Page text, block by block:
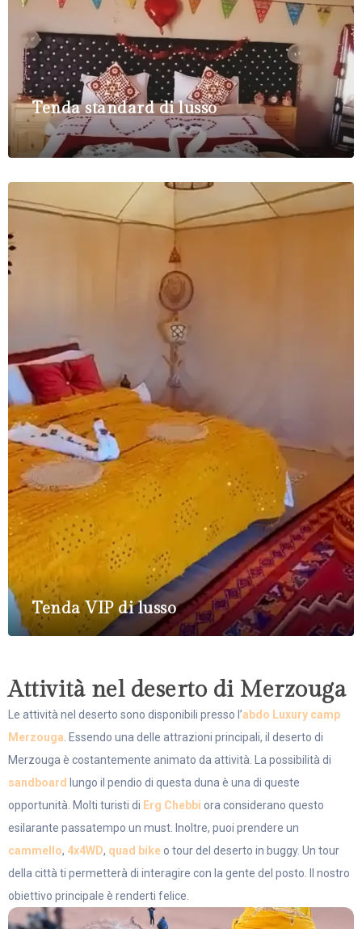
Tenda standard di lusso
3 Adults / 3 Children
Tenda con letto
Tenda VIP di lusso
3 Adults / 3 Children Doppio 38 m²
Attività nel deserto di Merzouga
Le attività nel deserto sono disponibili presso l’abdo Luxury camp
Merzouga. Essendo una delle attrazioni principali, il deserto di
Merzouga è costantemente animato da attività. La possibilità di
sandboard lungo il pendio di questa duna è una di queste
opportunità. Molti turisti di Erg Chebbi ora considerano questo
esilarante passatempo un must. Inoltre, puoi prendere un
cammello, 4x4WD, quad bike o tour del deserto in buggy. Un tour
della città ti permetterà di interagire con la gente del posto. Il nostro
obiettivo principale è renderti felice.